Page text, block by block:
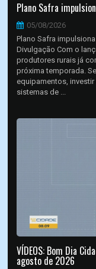
Plano Safra
05/08/2026
Plano Safra
Divulgação Com o
produtores rurais já
próxima temporada.
equipamentos,
sistemas de ...
VÍDEOS: Bom Dia
agosto de 2026